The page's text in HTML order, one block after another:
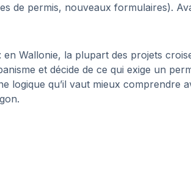
de permis, nouveaux formulaires).
Wallonie, la plupart des projets
et décide de ce qui exige un
logique qu’il vaut mieux comprendre